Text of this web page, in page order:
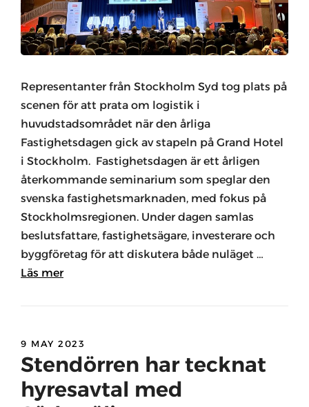
Representanter från Stockholm Syd tog plats på
scenen för att prata om logistik i
huvudstadsområdet när den årliga
Fastighetsdagen gick av stapeln på Grand Hotel
i Stockholm. Fastighetsdagen är ett årligen
återkommande seminarium som speglar den
svenska fastighetsmarknaden, med fokus på
Stockholmsregionen. Under dagen samlas
beslutsfattare, fastighetsägare, investerare och
byggföretag för att diskutera både nuläget …
Läs mer
9 MAY 2023
Stendörren har tecknat
hyresavtal med